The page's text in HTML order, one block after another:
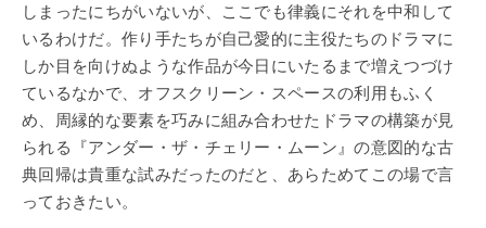
しまったにちがいないが、ここでも律義にそれを中和して
いるわけだ。作り手たちが自己愛的に主役たちのドラマに
しか目を向けぬような作品が今日にいたるまで増えつづけ
ているなかで、オフスクリーン・スペースの利用もふく
め、周縁的な要素を巧みに組み合わせたドラマの構築が見
られる『アンダー・ザ・チェリー・ムーン』の意図的な古
典回帰は貴重な試みだったのだと、あらためてこの場で言
っておきたい。